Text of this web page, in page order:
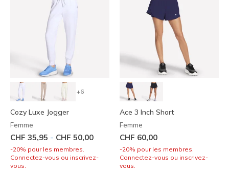
+6
Cozy Luxe Jogger
Femme
CHF 35,95 - CHF 50,00
-20% pour les membres.
Connectez-vous ou inscrivez-
vous.
Ace 3 Inch Short
Femme
CHF 60,00
-20% pour les membres.
Connectez-vous ou inscrivez-
vous.